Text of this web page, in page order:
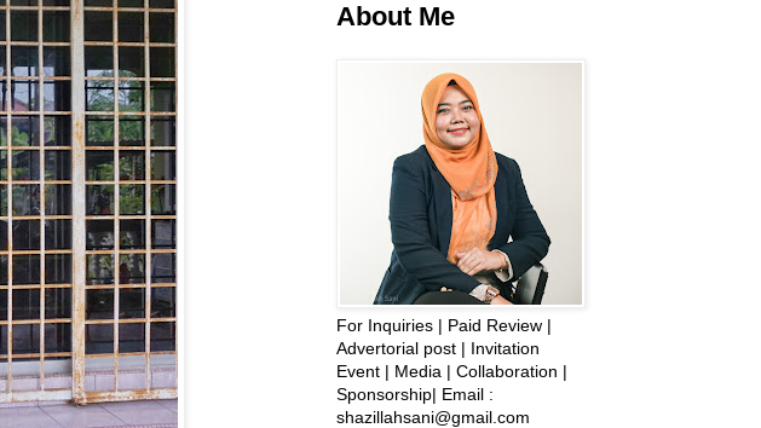
About Me
For Inquiries | Paid Review |
Advertorial post | Invitation
Event | Media | Collaboration |
Sponsorship| Email :
shazillahsani@gmail.com